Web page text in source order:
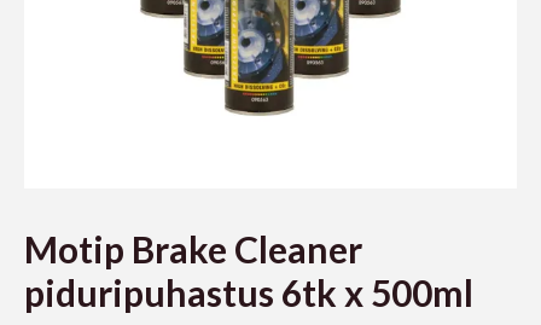
Motip Brake Cleaner
piduripuhastus 6tk x 500ml